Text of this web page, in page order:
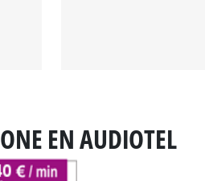
EN AUDIOTEL